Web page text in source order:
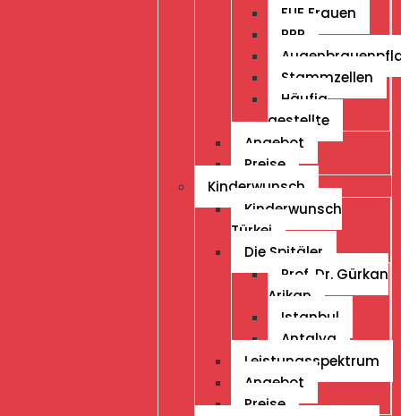
FUE Frauen
PRP
Stammzellen
Häufig
gestellte
Angebot
Preise
Kinderwunsch
Kinderwunsch
Türkei
Die Spitäler
Prof. Dr. Gürkan
Arikan
Istanbul
Antalya
Leistungsspektrum
Angebot
Preise